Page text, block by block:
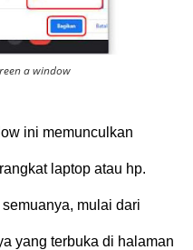
a window
ini memunculkan
laptop atau hp.
mulai dari
yang terbuka di halaman